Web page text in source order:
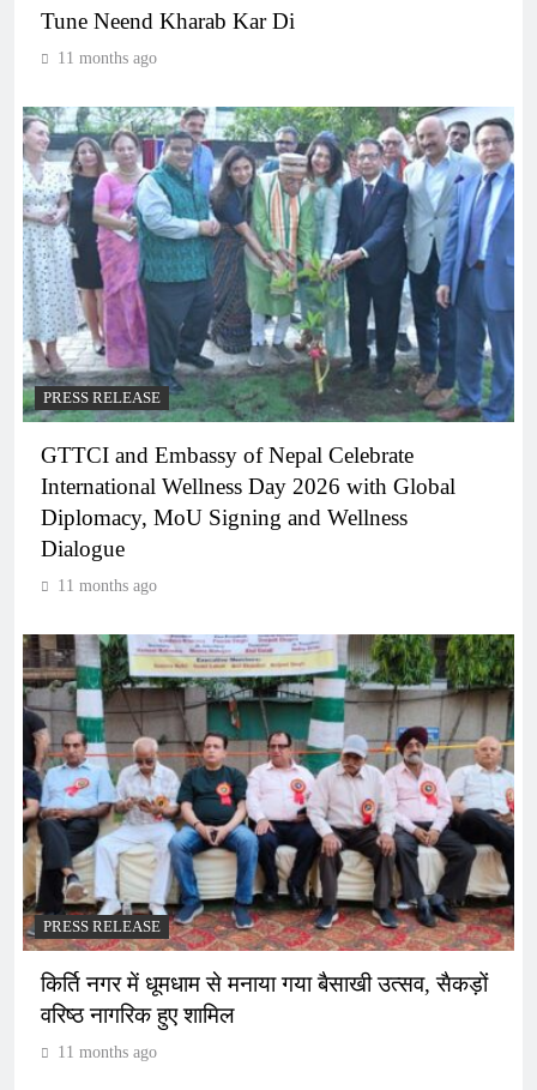
Tune Neend Kharab Kar Di
11 months ago
PRESS RELEASE
GTTCI and Embassy of Nepal Celebrate
International Wellness Day 2026 with Global
Diplomacy, MoU Signing and Wellness
Dialogue
11 months ago
PRESS RELEASE
किर्ति नगर में धूमधाम से मनाया गया बैसाखी उत्सव, सैकड़ों
वरिष्ठ नागरिक हुए शामिल
11 months ago